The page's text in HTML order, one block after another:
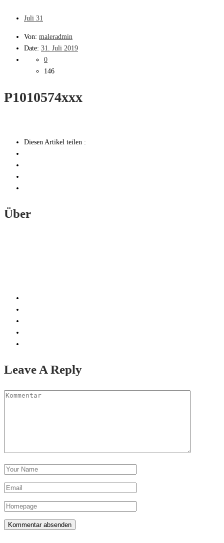
Juli 31
Von: maleradmin
Date: 31. Juli 2019
0
146
P1010574xxx
Diesen Artikel teilen :
Über
Leave A Reply